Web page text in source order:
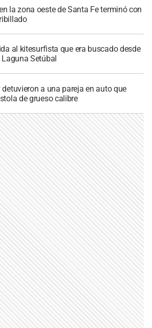
la zona oeste de Santa Fe terminó con
al kitesurfista que era buscado desde
Setúbal
detuvieron a una pareja en auto que
de grueso calibre